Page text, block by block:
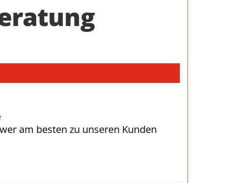
am besten zu unseren Kunden